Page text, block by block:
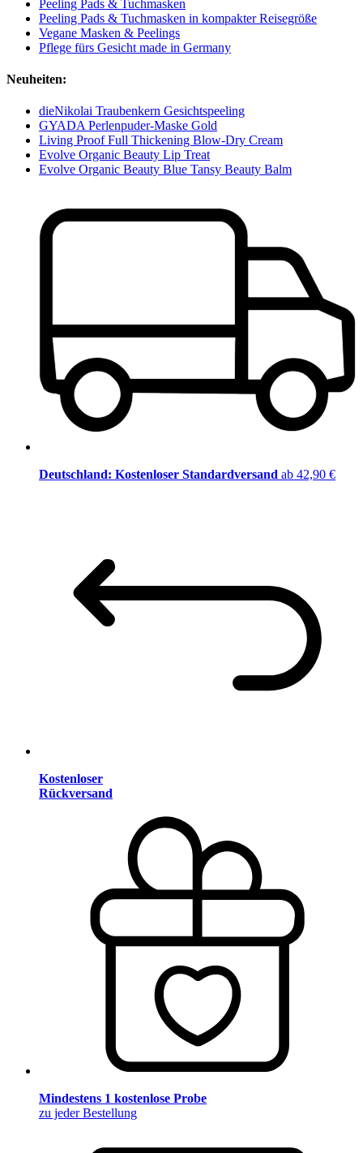
Peeling Pads & Tuchmasken
Peeling Pads & Tuchmasken in kompakter Reisegröße
Vegane Masken & Peelings
Pflege fürs Gesicht made in Germany
Neuheiten:
dieNikolai Traubenkern Gesichtspeeling
GYADA Perlenpuder-Maske Gold
Living Proof Full Thickening Blow-Dry Cream
Evolve Organic Beauty Lip Treat
Evolve Organic Beauty Blue Tansy Beauty Balm
Deutschland: Kostenloser Standardversand ab 42,90 €
Kostenloser
Rückversand
Mindestens 1 kostenlose Probe
zu jeder Bestellung